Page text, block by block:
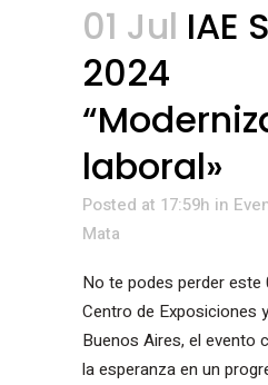
01 Jul IAE
2024
laboral»
Posted at 17:59h in
Mata
No te podes perder este
Centro de Exposiciones
Buenos Aires, el evento
la esperanza en un